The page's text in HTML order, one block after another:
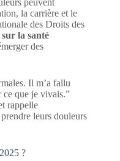
peuvent
la carrière et le
des Droits des
la santé
des
Il m’a fallu
ce que je vivais.”
rappelle
leurs douleurs
?